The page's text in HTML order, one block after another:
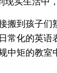
搬到孩子
常化的英
中矩的教室